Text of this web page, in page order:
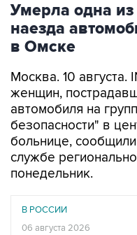
Умерла одна
наезда
в Омске
Москва. 10 августа.
женщин,
автомобиля на
безопасности" в
больнице,
службе
понедельник.
В РОССИИ
06 августа 2026